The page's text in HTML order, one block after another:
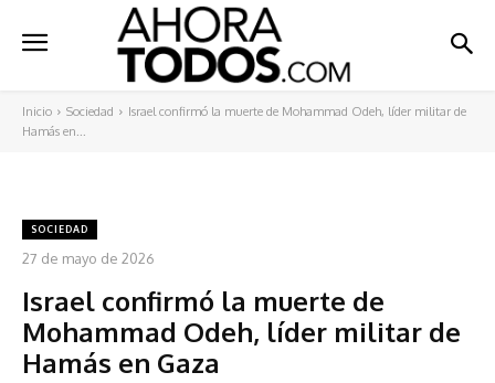
Inicio Sociedad
Israel confirmó la muerte de Mohammad Odeh, líder militar de
Hamás en...
SOCIEDAD
27 de mayo de 2026
Israel confirmó la muerte de
Mohammad Odeh, líder militar de
Hamás en Gaza